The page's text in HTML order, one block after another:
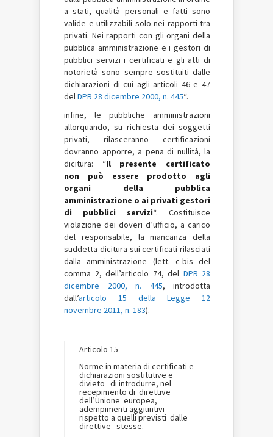
a stati, qualità personali e fatti sono
valide e utilizzabili solo nei rapporti tra
privati. Nei rapporti con gli organi della
pubblica amministrazione e i gestori di
pubblici servizi i certificati e gli atti di
notorietà sono sempre sostituiti dalle
dichiarazioni di cui agli articoli 46 e 47
delDPR 28 dicembre 2000, n. 445“.
infine, le pubbliche amministrazioni
allorquando, su richiesta dei soggetti
privati, rilasceranno certificazioni
dovranno apporre, a pena di nullità, la
dicitura: “Il presente certificato
non può essere prodotto agli
organi della pubblica
amministrazione o ai privati gestori
di pubblici servizi“. Costituisce
violazione dei doveri d’ufficio, a carico
del responsabile, la mancanza della
suddetta dicitura sui certificati rilasciati
dalla amministrazione (lett. c-bis del
comma 2, dell’articolo 74, del DPR 28
dicembre 2000, n. 445, introdotta
dall’articolo 15 della Legge 12
novembre 2011, n. 183).
Articolo 15
Norme in materia di certificati e
dichiarazioni sostitutive e
divieto di introdurre, nel
recepimento di direttive
dell’Unione europea,
adempimenti aggiuntivi
rispetto a quelli previsti dalle
direttive stesse.